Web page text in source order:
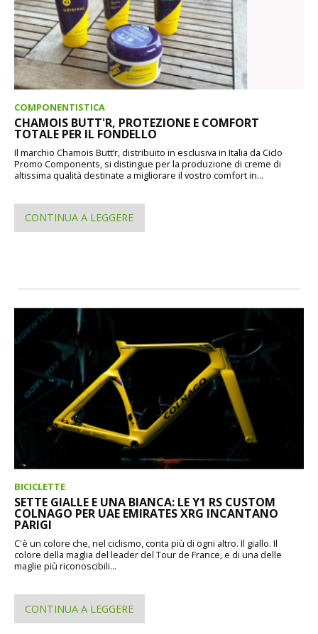
COMPONENTISTICA
CHAMOIS BUTT'R, PROTEZIONE E COMFORT
TOTALE PER IL FONDELLO
Il marchio Chamois Butt’r, distribuito in esclusiva in Italia da Ciclo
Promo Components, si distingue per la produzione di creme di
altissima qualità destinate a migliorare il vostro comfort in...
CONTINUA A LEGGERE
BICICLETTE
SETTE GIALLE E UNA BIANCA: LE Y1 RS CUSTOM
COLNAGO PER UAE EMIRATES XRG INCANTANO
PARIGI
C'è un colore che, nel ciclismo, conta più di ogni altro. Il giallo. Il
colore della maglia del leader del Tour de France, e di una delle
maglie più riconoscibili...
CONTINUA A LEGGERE